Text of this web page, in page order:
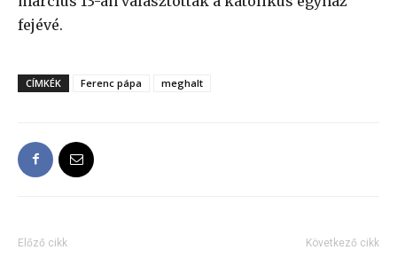
fejévé.
CÍMKÉK Ferenc pápa meghalt
Előző cikk Következő cikk